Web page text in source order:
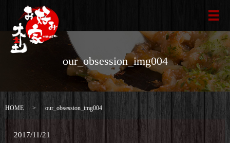
メ
our_obsession_img004
HOME our_obsession_img004
2017/11/21